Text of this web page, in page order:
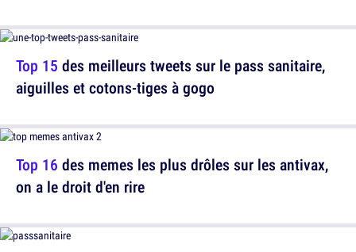
Top 15 des meilleurs tweets sur le pass sanitaire,
aiguilles et cotons-tiges à gogo
Top 16 des memes les plus drôles sur les antivax,
on a le droit d'en rire